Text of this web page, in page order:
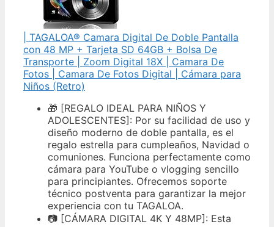
| TAGALOA® Camara Digital De Doble Pantalla
con 48 MP + Tarjeta SD 64GB + Bolsa De
Transporte | Zoom Digital 18X | Camara De
Fotos | Camara De Fotos Digital | Cámara para
Niños (Retro)
🎁 [REGALO IDEAL PARA NIÑOS Y
ADOLESCENTES]: Por su facilidad de uso y
diseño moderno de doble pantalla, es el
regalo estrella para cumpleaños, Navidad o
comuniones. Funciona perfectamente como
cámara para YouTube o vlogging sencillo
para principiantes. Ofrecemos soporte
técnico postventa para garantizar la mejor
experiencia con tu TAGALOA.
📷 [CÁMARA DIGITAL 4K Y 48MP]: Esta